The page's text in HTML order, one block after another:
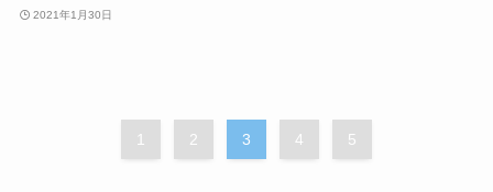
2021年1月30日
1 2 3 4 5